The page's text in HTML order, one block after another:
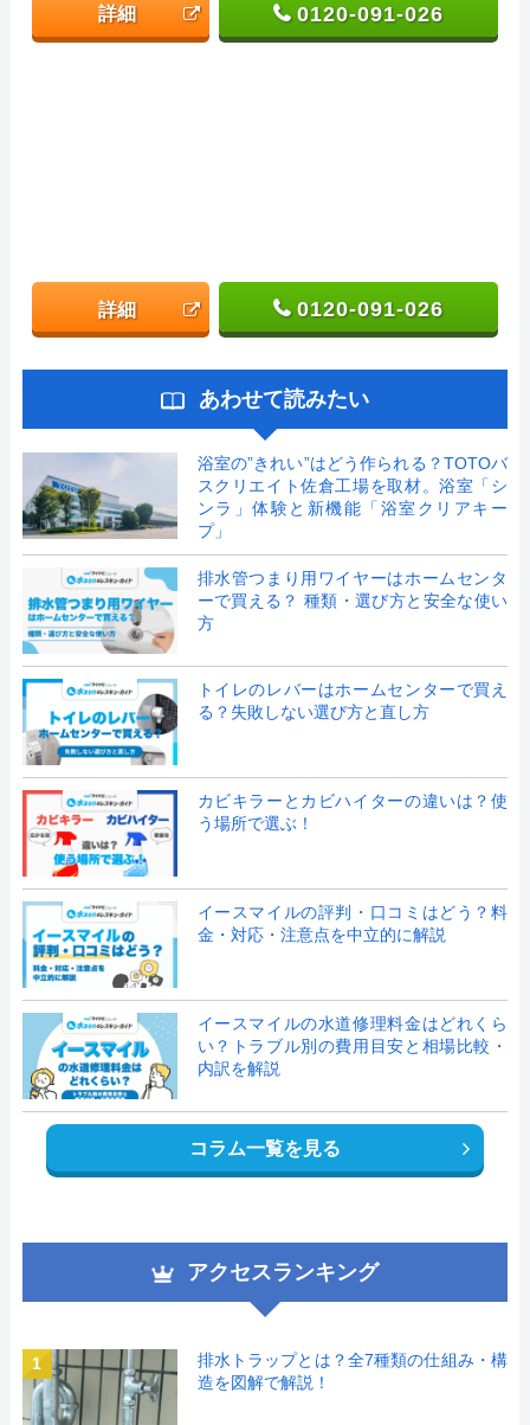
詳細 0120-091-026
詳細 0120-091-026
あわせて読みたい
浴室の”きれい”はどう作られる？TOTOバ
スクリエイト佐倉工場を取材。浴室「シ
ンラ」体験と新機能「浴室クリアキー
プ」
排水管つまり用ワイヤーはホームセンタ
ーで買える？ 種類・選び方と安全な使い
方
トイレのレバーはホームセンターで買え
る？失敗しない選び方と直し方
カビキラーとカビハイターの違いは？使
う場所で選ぶ！
イースマイルの評判・口コミはどう？料
金・対応・注意点を中立的に解説
イースマイルの水道修理料金はどれくら
い？トラブル別の費用目安と相場比較・
内訳を解説
コラム一覧を見る
アクセスランキング
1
排水トラップとは？全7種類の仕組み・構
造を図解で解説！